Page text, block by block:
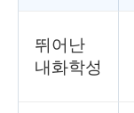
뛰어난
내화학성